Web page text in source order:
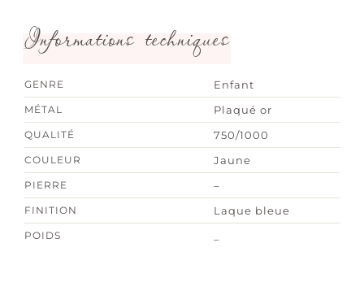
Informations techniques
GENRE Enfant
MÉTAL Plaqué or
QUALITÉ 750/1000
COULEUR Jaune
PIERRE –
FINITION Laque bleue
POIDS